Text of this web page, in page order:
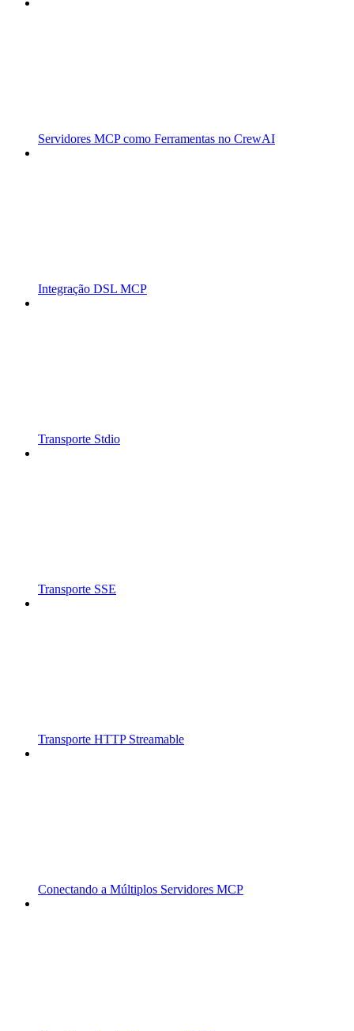
Servidores MCP como Ferramentas no CrewAI
Integração DSL MCP
Transporte Stdio
Transporte SSE
Transporte HTTP Streamable
Conectando a Múltiplos Servidores MCP